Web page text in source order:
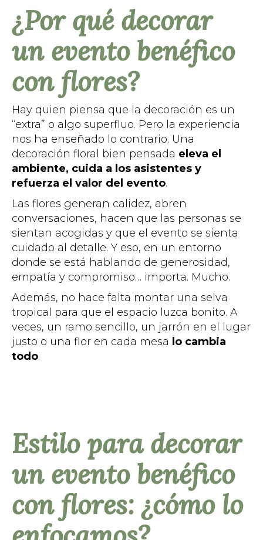
¿Por qué decorar
un evento benéfico
con flores?
Hay quien piensa que la decoración es un
“extra” o algo superfluo. Pero la experiencia
nos ha enseñado lo contrario. Una
decoración floral bien pensada eleva el
ambiente, cuida a los asistentes y
refuerza el valor del evento.
Las flores generan calidez, abren
conversaciones, hacen que las personas se
sientan acogidas y que el evento se sienta
cuidado al detalle. Y eso, en un entorno
donde se está hablando de generosidad,
empatía y compromiso… importa. Mucho.
Además, no hace falta montar una selva
tropical para que el espacio luzca bonito. A
veces, un ramo sencillo, un jarrón en el lugar
justo o una flor en cada mesa lo cambia
todo.
Estilo para decorar
un evento benéfico
con flores: ¿cómo lo